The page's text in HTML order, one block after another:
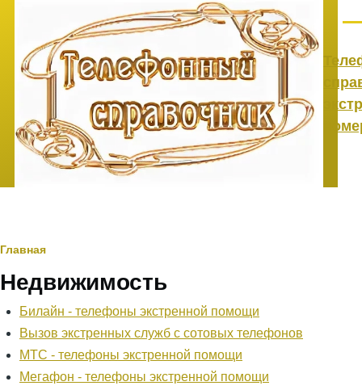
Перейти к основному содержанию
Строка
навигации
Главная
Недвижимость
Билайн - телефоны экстренной помощи
Вызов экстренных служб с сотовых телефонов
МТС - телефоны экстренной помощи
Мегафон - телефоны экстренной помощи